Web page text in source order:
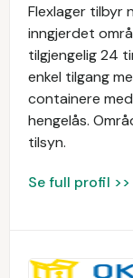
Flexlager tilbyr
inngjerdet
tilgjengelig 24
enkel tilgang
containere
hengelås.
tilsyn.
Se full profil >>